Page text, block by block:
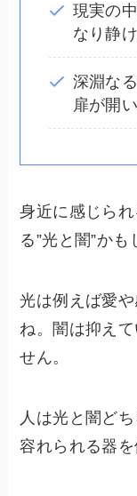
現実の
なり静
深淵な
扉が開
身近に感じら
る”光と闇”かも
光は例えば愛
ね。闇は抑え
せん。
人は光と闇ど
容れられる器を